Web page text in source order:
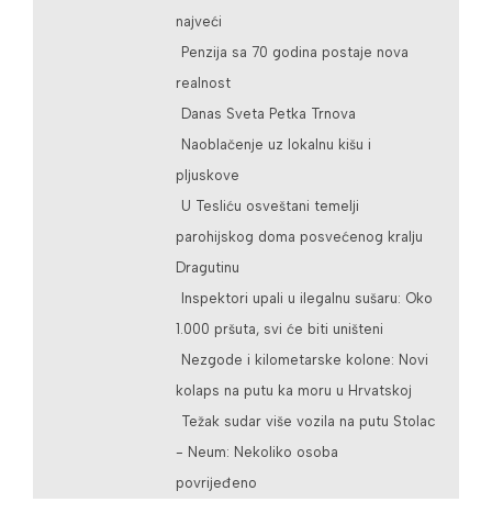
najveći
Penzija sa 70 godina postaje nova
realnost
Danas Sveta Petka Trnova
Naoblačenje uz lokalnu kišu i
pljuskove
U Tesliću osveštani temelji
parohijskog doma posvećenog kralju
Dragutinu
Inspektori upali u ilegalnu sušaru: Oko
1.000 pršuta, svi će biti uništeni
Nezgode i kilometarske kolone: Novi
kolaps na putu ka moru u Hrvatskoj
Težak sudar više vozila na putu Stolac
- Neum: Nekoliko osoba
povrijeđeno